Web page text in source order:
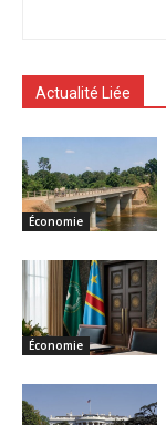
Actualité Liée
Économie
Économie